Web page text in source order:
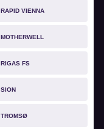
RAPID VIENNA
MOTHERWELL
RIGAS FS
SION
TROMSØ